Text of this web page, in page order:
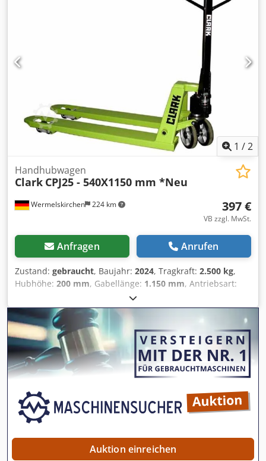
1 /2
Wermelskirchen 224 km
Handhubwagen
Clark CPJ25 - 540X1150 mm *Neu
397 €
VB zzgl. MwSt.
Anfragen Anrufen
Zustand: gebraucht, Baujahr: 2024, Tragkraft: 2.500 kg,
Hubhöhe: 200 mm, Gabellänge: 1.150 mm, Antriebsart:
, Handhubwagen Gabelbreite: 540 mm
Masttyp: Keiner Dcedexfydqjpfx Apmjk Bereifung vorne
Typ: Polyurethan Bereifung vorne Zustand: 80 - 100%
Bereifung hinten Typ: Polyurethan Bereifung hinten
Zustand: 80 - 100%
Auktion einreichen